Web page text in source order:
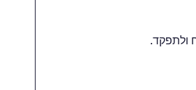
ולתפקד.